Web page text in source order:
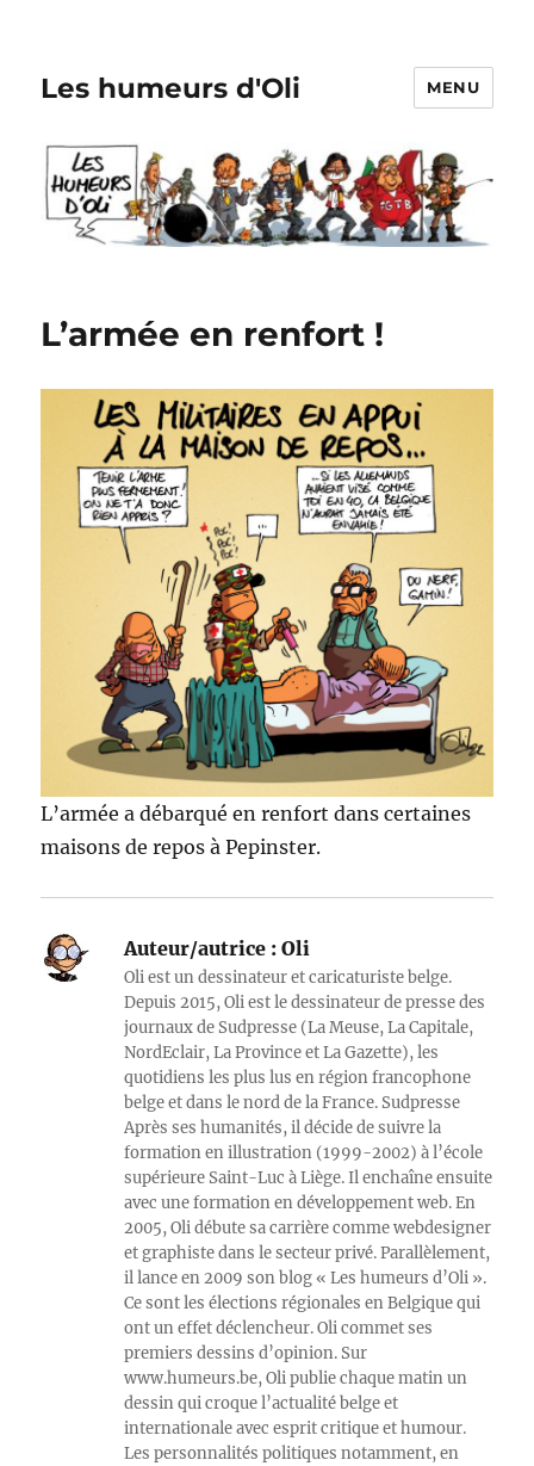
Les humeurs d'Oli MENU
L’armée en renfort !
L’armée a débarqué en renfort dans certaines
maisons de repos à Pepinster.
Auteur/autrice : Oli
Oli est un dessinateur et caricaturiste belge.
Depuis 2015, Oli est le dessinateur de presse des
journaux de Sudpresse (La Meuse, La Capitale,
NordEclair, La Province et La Gazette), les
quotidiens les plus lus en région francophone
belge et dans le nord de la France. Sudpresse
Après ses humanités, il décide de suivre la
formation en illustration (1999-2002) à l’école
supérieure Saint-Luc à Liège. Il enchaîne ensuite
avec une formation en développement web. En
2005, Oli débute sa carrière comme webdesigner
et graphiste dans le secteur privé. Parallèlement,
il lance en 2009 son blog « Les humeurs d’Oli ».
Ce sont les élections régionales en Belgique qui
ont un effet déclencheur. Oli commet ses
premiers dessins d’opinion. Sur
www.humeurs.be, Oli publie chaque matin un
dessin qui croque l’actualité belge et
internationale avec esprit critique et humour.
Les personnalités politiques notamment, en